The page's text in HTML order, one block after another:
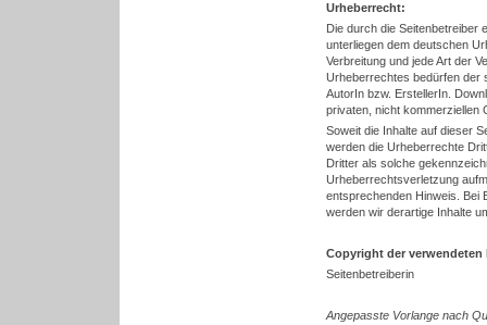
Urheberrecht:
Die durch die Seitenbetreiber
unterliegen dem deutschen
Verbreitung und jede Art der
Urheberrechtes bedürfen der
AutorIn bzw. ErstellerIn.
privaten, nicht kommerziellen
Soweit die Inhalte auf dieser
werden die Urheberrechte
Dritter als solche
Urheberrechtsverletzung
entsprechenden Hinweis. Bei
werden wir derartige Inhalte
Copyright der verwendeten
Seitenbetreiberin
Angepasste Vorlange nach